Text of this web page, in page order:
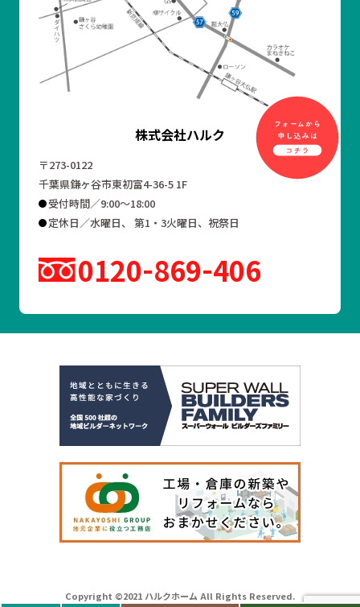
株式会社ハルク
〒273-0122
千葉県鎌ヶ谷市東初富4-36-5 1F
受付時間／9:00～18:00
定休日／水曜日、 第1・3火曜日、祝祭日
0120 869 406
Copyright ©2021 ハルクホーム All Rights Reserved.